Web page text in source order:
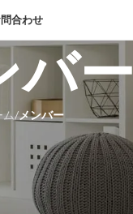
合わせ
ポー（一覧）
メイン(public-domain)
バー
ム/メンバー